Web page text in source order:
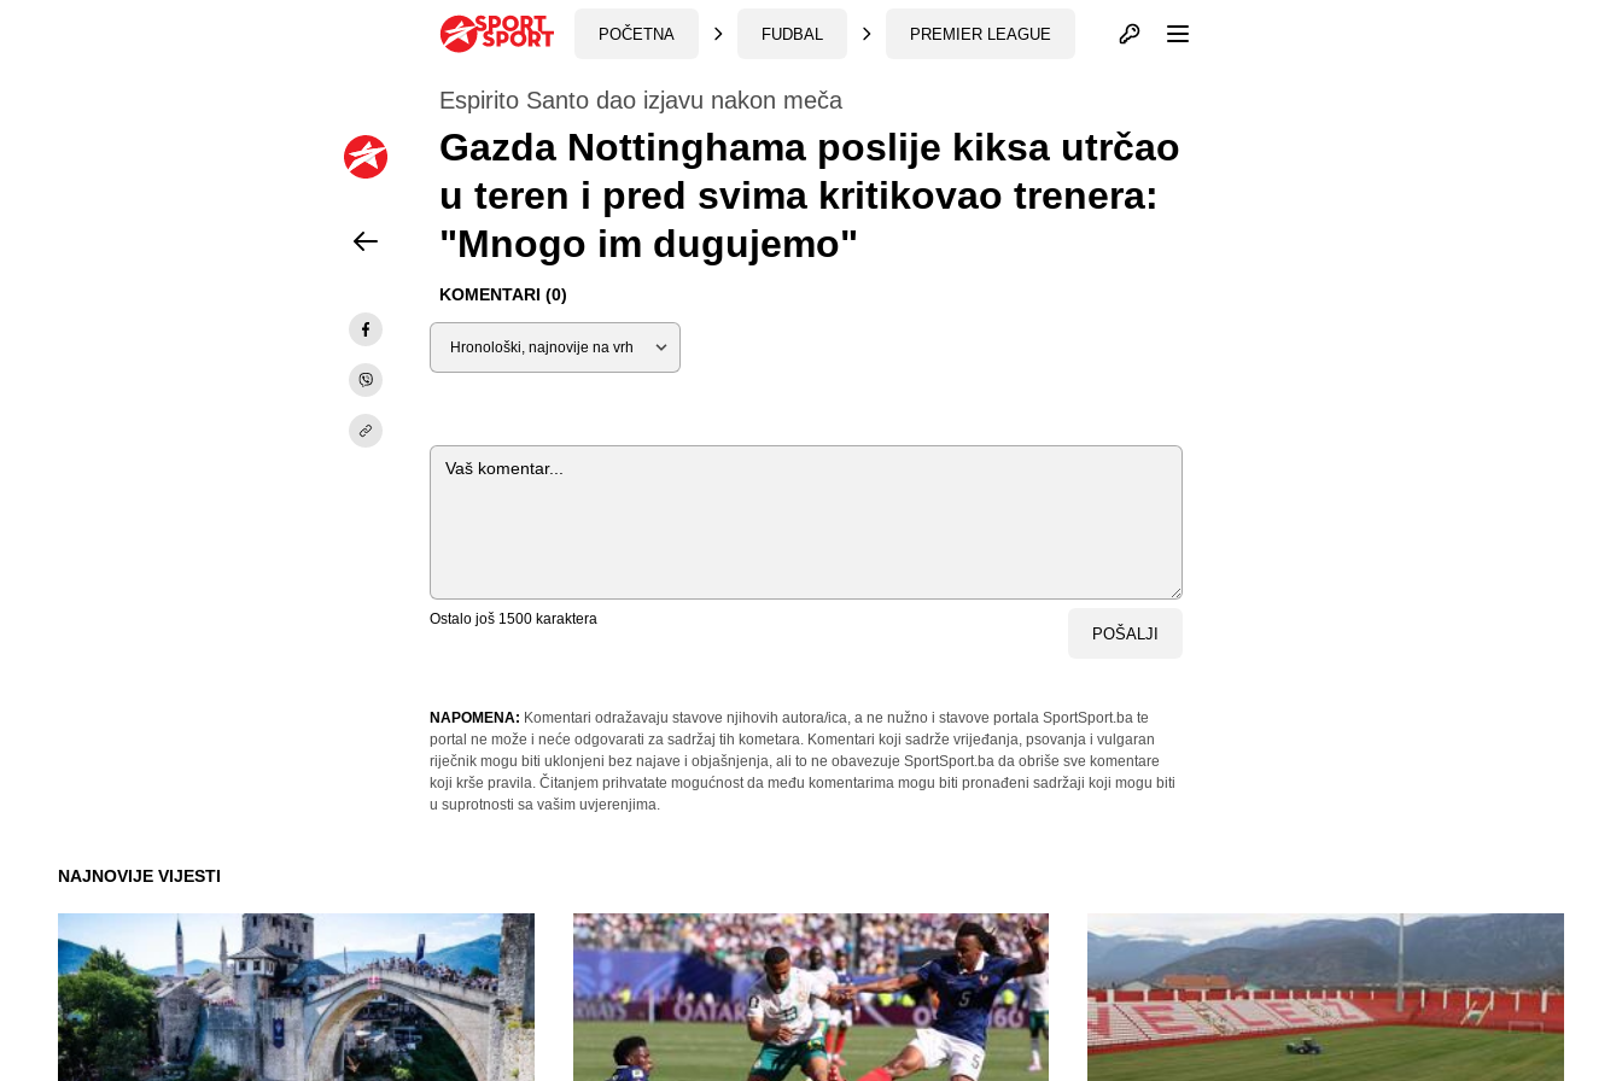
POČETNA FUDBAL PREMIER LEAGUE Otvori profil
Espirito Santo dao izjavu nakon meča
Gazda Nottinghama poslije kiksa utrčao
u teren i pred svima kritikovao trenera:
"Mnogo im dugujemo"
KOMENTARI (0)
Sortiraj
Komentar
Ostalo još 1500 karaktera
POŠALJI
NAPOMENA: Komentari odražavaju stavove njihovih autora/ica, a ne nužno i stavove portala SportSport.ba te
portal ne može i neće odgovarati za sadržaj tih kometara. Komentari koji sadrže vrijeđanja, psovanja i vulgaran
riječnik mogu biti uklonjeni bez najave i objašnjenja, ali to ne obavezuje SportSport.ba da obriše sve komentare
koji krše pravila. Čitanjem prihvatate mogućnost da među komentarima mogu biti pronađeni sadržaji koji mogu biti
u suprotnosti sa vašim uvjerenjima.
NAJNOVIJE VIJESTI